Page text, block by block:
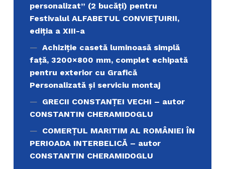
personalizat” (2 bucăți) pentru
Festivalul ALFABETUL CONVIEŢUIRII,
ediţia a XIII-a
Achiziție casetă luminoasă simplă
față, 3200×800 mm, complet echipată
pentru exterior cu Grafică
Personalizată și serviciu montaj
GRECII CONSTANȚEI VECHI – autor
CONSTANTIN CHERAMIDOGLU
COMERŢUL MARITIM AL ROMÂNIEI ÎN
PERIOADA INTERBELICĂ – autor
CONSTANTIN CHERAMIDOGLU